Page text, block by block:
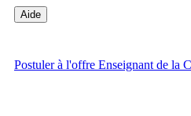
Aide
Postulerà l'offre Enseignant de la